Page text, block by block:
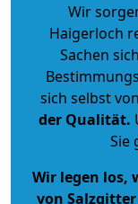
Wir
Haigerloch
Sachen
sich selbst
der Qualität.
Sie
Wir legen los,
von